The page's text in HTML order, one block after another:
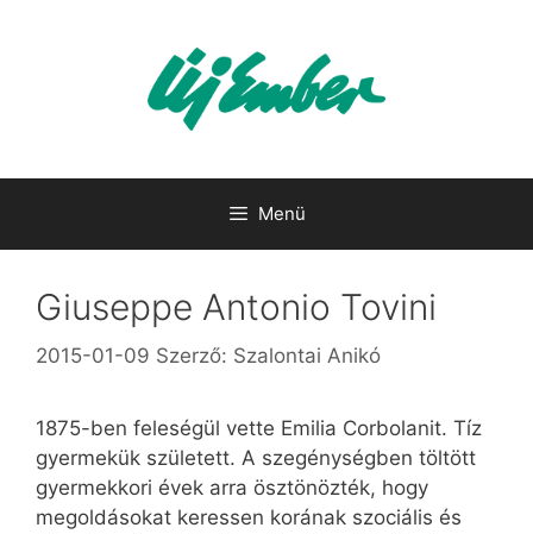
Menü
Giuseppe Antonio Tovini
2015-01-09 Szerző: Szalontai Anikó
1875-ben feleségül vette Emilia Corbolanit. Tíz
gyermekük született. A szegénységben töltött
gyermekkori évek arra ösztönözték, hogy
megoldásokat keressen korának szociális és